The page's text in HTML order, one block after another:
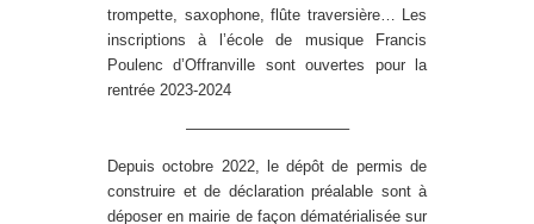
trompette, saxophone, flûte traversière… Les
inscriptions à l’école de musique Francis
Poulenc d’Offranville sont ouvertes pour la
rentrée 2023-2024
——————————–
Depuis octobre 2022, le dépôt de permis de
construire et de déclaration préalable sont à
déposer en mairie de façon dématérialisée sur